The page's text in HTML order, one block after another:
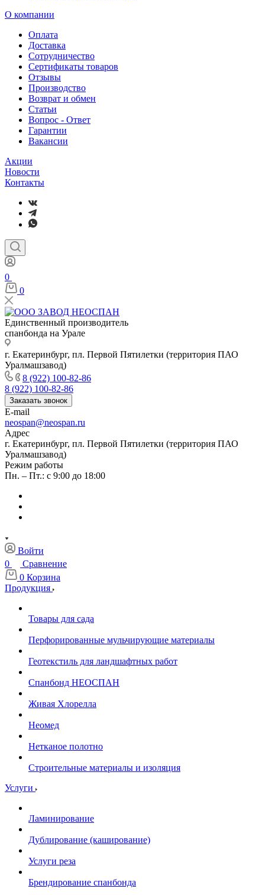
О компании
Оплата
Доставка
Сотрудничество
Сертификаты товаров
Отзывы
Производство
Возврат и обмен
Статьи
Вопрос - Ответ
Гарантии
Вакансии
Акции
Новости
Контакты
0
0
Единственный производитель
спанбонда на Урале
г. Екатеринбург, пл. Первой Пятилетки (территория ПАО
Уралмашзавод)
8 (922) 100-82-86
8 (922) 100-82-86
Заказать звонок
E-mail
neospan@neospan.ru
Адрес
г. Екатеринбург, пл. Первой Пятилетки (территория ПАО
Уралмашзавод)
Режим работы
Пн. – Пт.: с 9:00 до 18:00
Войти
0
Сравнение
0 Корзина
Продукция
Товары для сада
Перфорированные мульчирующие материалы
Геотекстиль для ландшафтных работ
Спанбонд НЕОСПАН
Живая Хлорелла
Нeомед
Нетканое полотно
Строительные материалы и изоляция
Услуги
Ламинирование
Дублирование (каширование)
Услуги реза
Брендирование спанбонда